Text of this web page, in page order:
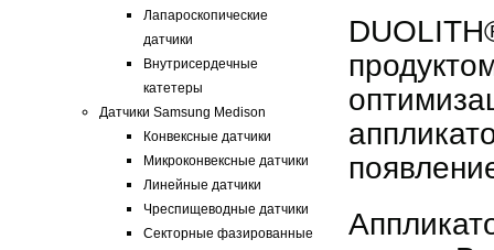
Лапароскопические
датчики
Внутрисердечные
катетеры
Датчики Samsung Medison
Конвексные датчики
Микроконвексные датчики
Линейные датчики
Чреспищеводные датчики
Секторные фазированные